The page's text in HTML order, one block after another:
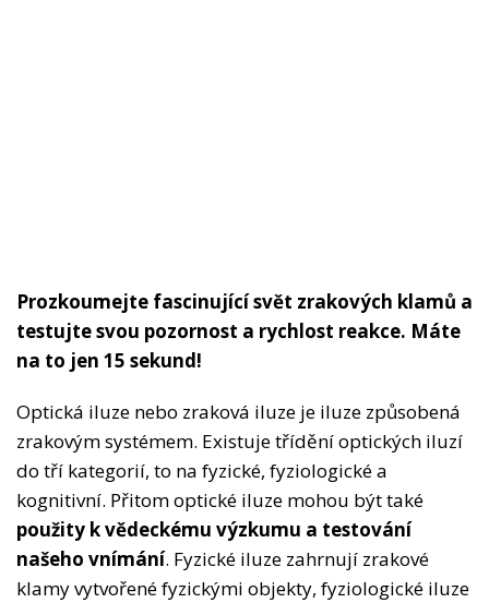
Prozkoumejte fascinující svět zrakových klamů a
testujte svou pozornost a rychlost reakce. Máte
na to jen 15 sekund!
Optická iluze nebo zraková iluze je iluze způsobená
zrakovým systémem. Existuje třídění optických iluzí
do tří kategorií, to na fyzické, fyziologické a
kognitivní. Přitom optické iluze mohou být také
použity k vědeckému výzkumu a testování
našeho vnímání. Fyzické iluze zahrnují zrakové
klamy vytvořené fyzickými objekty, fyziologické iluze